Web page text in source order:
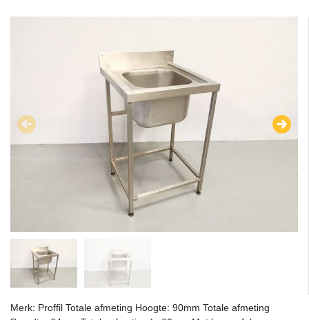
Merk: Proffil Totale afmeting Hoogte: 90mm Totale afmeting